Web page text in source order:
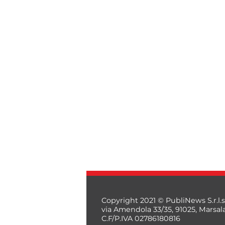
Copyright 2021 © PubliNews
via Amendola 33/35, 91025,
C.F/P.IVA 02786180816